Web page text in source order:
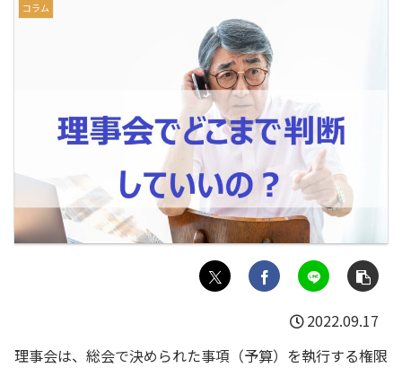
コラム
2022.09.17
理事会は、総会で決められた事項（予算）を執行する権限